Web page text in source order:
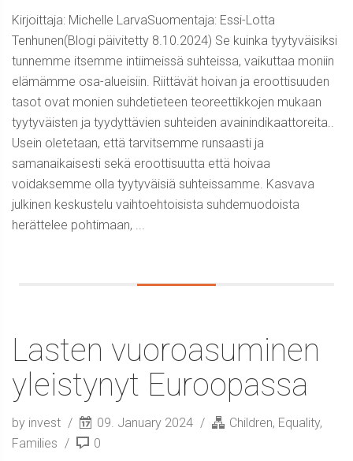
Kirjoittaja: Michelle LarvaSuomentaja: Essi-Lotta
Tenhunen(Blogi päivitetty 8.10.2024) Se kuinka tyytyväisiksi
tunnemme itsemme intiimeissä suhteissa, vaikuttaa moniin
elämämme osa-alueisiin. Riittävät hoivan ja eroottisuuden
tasot ovat monien suhdetieteen teoreettikkojen mukaan
tyytyväisten ja tyydyttävien suhteiden avainindikaattoreita..
Usein oletetaan, että tarvitsemme runsaasti ja
samanaikaisesti sekä eroottisuutta että hoivaa
voidaksemme olla tyytyväisiä suhteissamme. Kasvava
julkinen keskustelu vaihtoehtoisista suhdemuodoista
herättelee pohtimaan, ...
Lasten vuoroasuminen
yleistynyt Euroopassa
by invest 09. January 2024 Children, Equality,
Families
0